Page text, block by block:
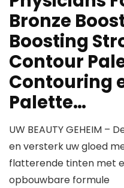
Bronze
Boosting
Contour
Contouring
Palette…
UW BEAUTY GEHEIM
en versterk uw gloed
flatterende tinten met
opbouwbare formule